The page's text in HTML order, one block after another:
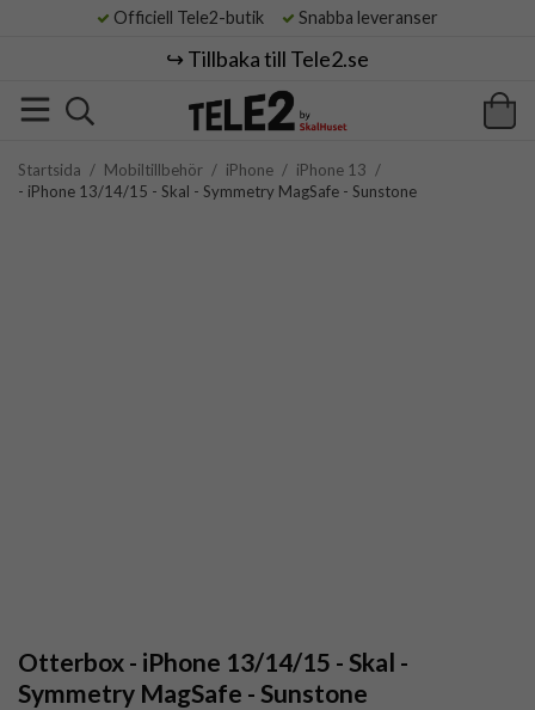
Officiell Tele2-butik Snabba leveranser
↪️ Tillbaka till Tele2.se
Startsida / Mobiltillbehör / iPhone / iPhone 13 /
- iPhone 13/14/15 - Skal - Symmetry MagSafe - Sunstone
Otterbox - iPhone 13/14/15 - Skal -
Symmetry MagSafe - Sunstone